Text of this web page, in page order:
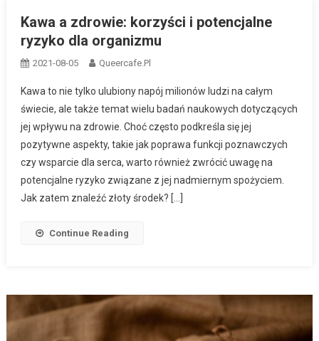
Kawa a zdrowie: korzyści i potencjalne
ryzyko dla organizmu
2021-08-05 Queercafe.pl
Kawa to nie tylko ulubiony napój milionów ludzi na całym
świecie, ale także temat wielu badań naukowych dotyczących
jej wpływu na zdrowie. Choć często podkreśla się jej
pozytywne aspekty, takie jak poprawa funkcji poznawczych
czy wsparcie dla serca, warto również zwrócić uwagę na
potencjalne ryzyko związane z jej nadmiernym spożyciem.
Jak zatem znaleźć złoty środek? […]
Continue Reading